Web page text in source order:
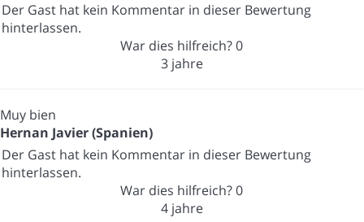
Der Gast hat kein Kommentar in dieser Bewertung
hinterlassen.
War dies hilfreich?0
3 jahre
Muy bien
Hernan Javier (Spanien)
Der Gast hat kein Kommentar in dieser Bewertung
hinterlassen.
War dies hilfreich?0
4 jahre